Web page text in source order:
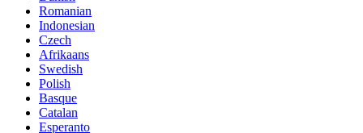
Romanian
Indonesian
Czech
Afrikaans
Swedish
Polish
Basque
Catalan
Esperanto